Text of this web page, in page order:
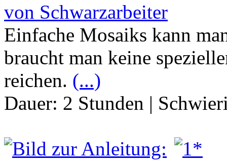
von Schwarzarbeiter
Einfache Mosaiks kann
braucht man keine
reichen. (...)
Dauer: 2 Stunden |